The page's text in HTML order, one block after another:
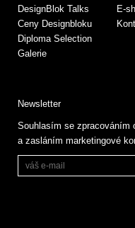
DesignBlok Talks
Ceny Designbloku
Diploma Selection
Galerie
E-
Newsletter
Souhlasím se zpracováním
a zasláním marketingové